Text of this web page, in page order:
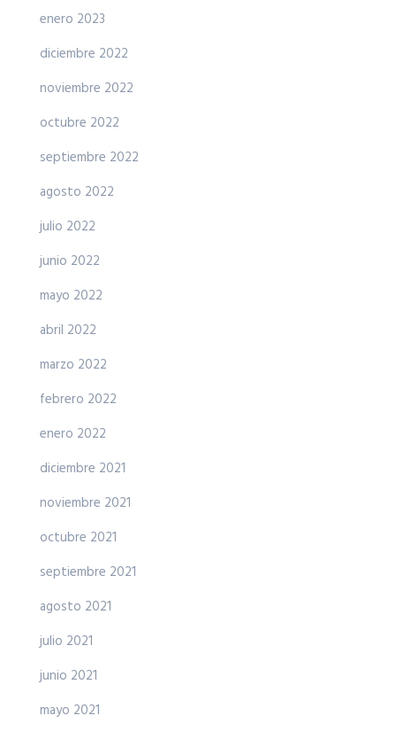
enero 2023
diciembre 2022
noviembre 2022
octubre 2022
septiembre 2022
agosto 2022
julio 2022
junio 2022
mayo 2022
abril 2022
marzo 2022
febrero 2022
enero 2022
diciembre 2021
noviembre 2021
octubre 2021
septiembre 2021
agosto 2021
julio 2021
junio 2021
mayo 2021